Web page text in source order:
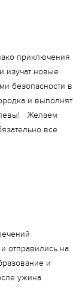
приключения
изучат новые
безопасности в
и выполнят
Желаем
все
отправились на
и
ужина